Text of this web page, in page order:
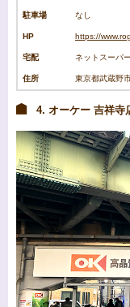
駐車場 なし
HP https://
宅配 ネットスーパ
住所 東京都武蔵野
4. オーケー 吉祥寺